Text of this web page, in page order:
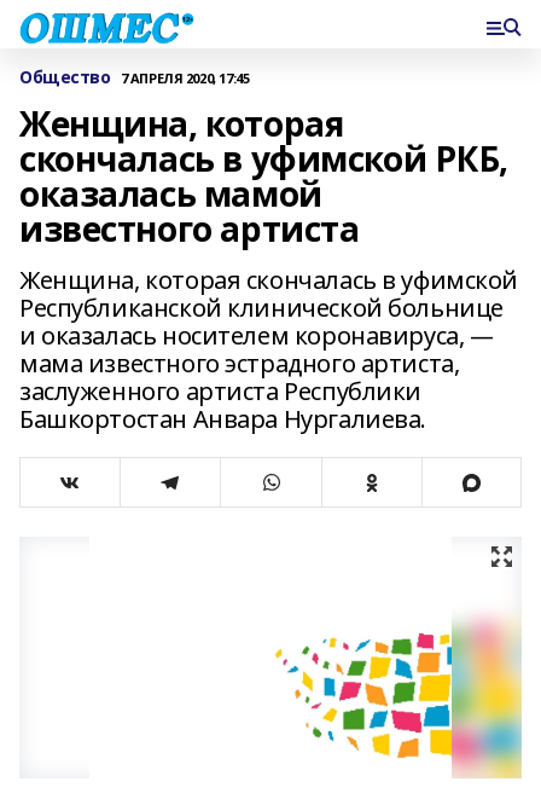
Общество 7 АПРЕЛЯ 2020, 17:45
Женщина, которая
скончалась в уфимской РКБ,
оказалась мамой
известного артиста
Женщина, которая скончалась в уфимской
Республиканской клинической больнице
и оказалась носителем коронавируса, —
мама известного эстрадного артиста,
заслуженного артиста Республики
Башкортостан Анвара Нургалиева.